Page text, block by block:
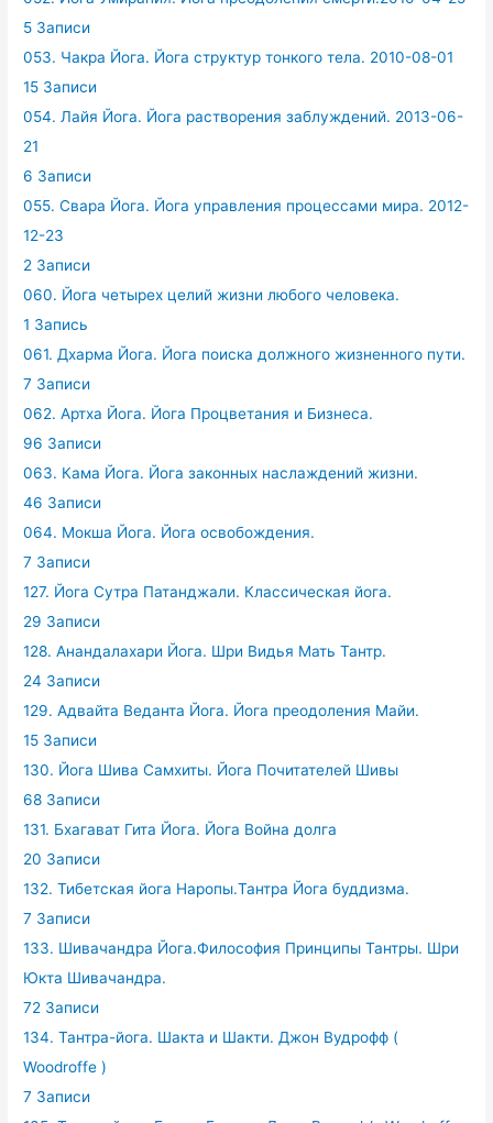
5 Записи
053. Чакра Йога. Йога структур тонкого тела. 2010-08-01
15 Записи
054. Лайя Йога. Йога растворения заблуждений. 2013-06-
21
6 Записи
055. Свара Йога. Йога управления процессами мира. 2012-
12-23
2 Записи
060. Йога четырех целий жизни любого человека.
1 Запись
061. Дхарма Йога. Йога поиска должного жизненного пути.
7 Записи
062. Артха Йога. Йога Процветания и Бизнеса.
96 Записи
063. Кама Йога. Йога законных наслаждений жизни.
46 Записи
064. Мокша Йога. Йога освобождения.
7 Записи
127. Йога Сутра Патанджали. Классическая йога.
29 Записи
128. Анандалахари Йога. Шри Видья Мать Тантр.
24 Записи
129. Адвайта Веданта Йога. Йога преодоления Майи.
15 Записи
130. Йога Шива Самхиты. Йога Почитателей Шивы
68 Записи
131. Бхагават Гита Йога. Йога Война долга
20 Записи
132. Тибетская йога Наропы.Тантра Йога буддизма.
7 Записи
133. Шивачандра Йога.Философия Принципы Тантры. Шри
Юкта Шивачандра.
72 Записи
134. Тантра-йога. Шакта и Шакти. Джон Вудрофф (
Woodroffe )
7 Записи